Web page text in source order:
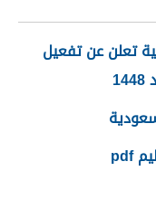
تعلن عن تفعيل